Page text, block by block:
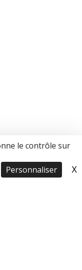
le contrôle sur
Personnaliser X